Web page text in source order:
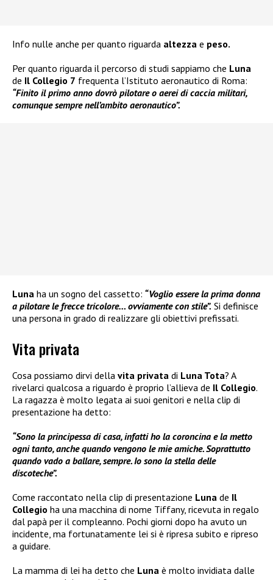
Info nulle anche per quanto riguarda altezza e peso.
Per quanto riguarda il percorso di studi sappiamo che Luna
de Il Collegio 7 frequenta l’Istituto aeronautico di Roma:
“Finito il primo anno dovrò pilotare o aerei di caccia militari,
comunque sempre nell’ambito aeronautico”.
Luna ha un sogno del cassetto: “Voglio essere la prima donna
a pilotare le frecce tricolore… ovviamente con stile”. Si definisce
una persona in grado di realizzare gli obiettivi prefissati.
Vita privata
Cosa possiamo dirvi della vita privata di Luna Tota? A
rivelarci qualcosa a riguardo è proprio l’allieva de Il Collegio.
La ragazza è molto legata ai suoi genitori e nella clip di
presentazione ha detto:
“Sono la principessa di casa, infatti ho la coroncina e la metto
ogni tanto, anche quando vengono le mie amiche. Soprattutto
quando vado a ballare, sempre. Io sono la stella delle
discoteche”.
Come raccontato nella clip di presentazione Luna de Il
Collegio ha una macchina di nome Tiffany, ricevuta in regalo
dal papà per il compleanno. Pochi giorni dopo ha avuto un
incidente, ma fortunatamente lei si è ripresa subito e ripreso
a guidare.
La mamma di lei ha detto che Luna è molto invidiata dalle